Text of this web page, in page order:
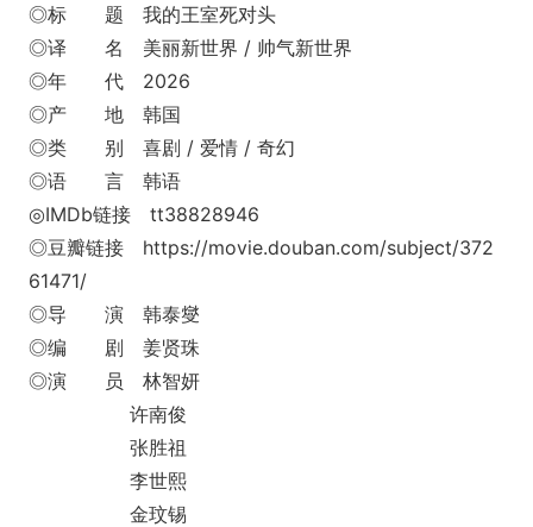
◎标 题 我的王室死对头
◎译 名 美丽新世界 / 帅气新世界
◎年 代 2026
◎产 地 韩国
◎类 别 喜剧 / 爱情 / 奇幻
◎语 言 韩语
◎IMDb链接 tt38828946
◎豆瓣链接 https://movie.douban.com/subject/372
61471/
◎导 演 韩泰燮
◎编 剧 姜贤珠
◎演 员 林智妍
许南俊
张胜祖
李世熙
金玟锡